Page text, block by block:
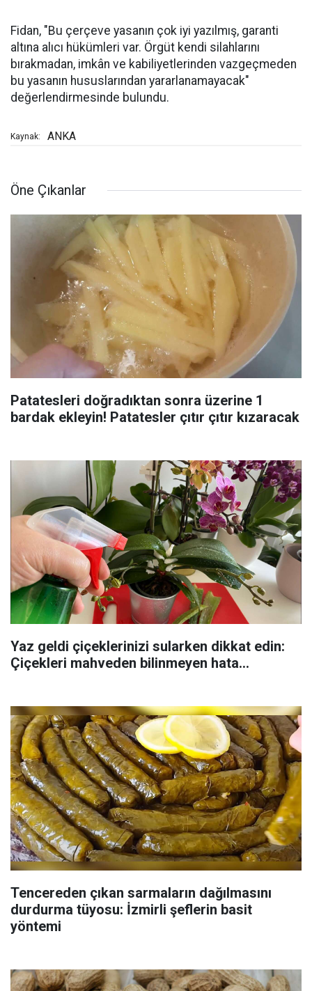
Fidan, "Bu çerçeve yasanın çok iyi yazılmış, garanti
altına alıcı hükümleri var. Örgüt kendi silahlarını
bırakmadan, imkân ve kabiliyetlerinden vazgeçmeden
bu yasanın hususlarından yararlanamayacak"
değerlendirmesinde bulundu.
Kaynak: ANKA
Öne Çıkanlar
Patatesleri doğradıktan sonra üzerine 1
bardak ekleyin! Patatesler çıtır çıtır kızaracak
Yaz geldi çiçeklerinizi sularken dikkat edin:
Çiçekleri mahveden bilinmeyen hata...
Tencereden çıkan sarmaların dağılmasını
durdurma tüyosu: İzmirli şeflerin basit
yöntemi